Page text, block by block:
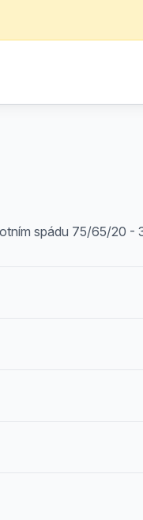
spádu 75/65/20 -